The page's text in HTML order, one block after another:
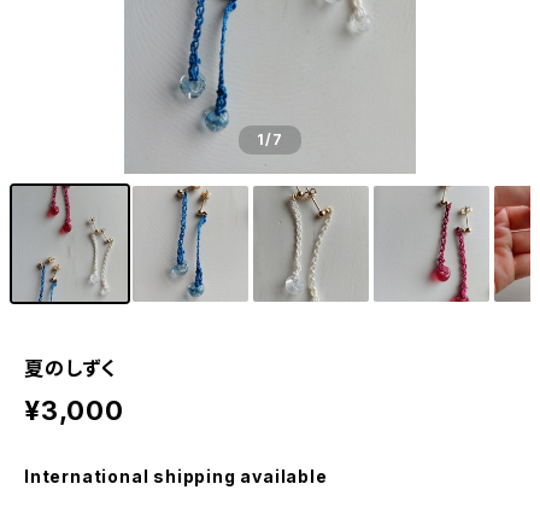
1/7
夏のしずく
¥3,000
International shipping available